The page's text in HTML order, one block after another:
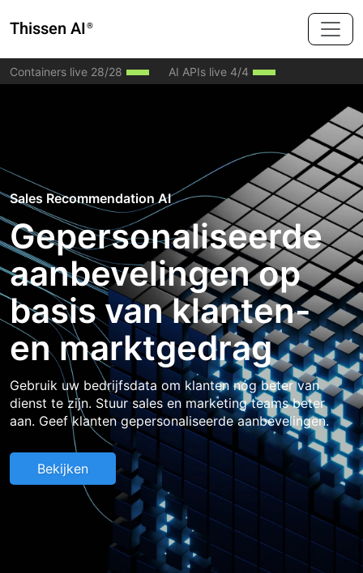
Thissen AI®
Containers live 28/28 AI APIs live 4/4
Sales Recommendation AI
Gepersonaliseerde
aanbevelingen op
basis van klanten-
en marktgedrag
Gebruik uw bedrijfsdata om klanten nóg beter van
dienst te zijn. Stuur sales en marketing teams beter
aan. Geef klanten gepersonaliseerde aanbevelingen.
Bekijken
Sales Recommendation AI
Gepersonaliseerde
aanbevelingen op
basis van klanten-
en marktgedrag
Gebruik uw bedrijfsdata om klanten nóg beter van
dienst te zijn. Stuur sales en marketing teams beter
aan. Geef klanten gepersonaliseerde aanbevelingen.
Bekijken